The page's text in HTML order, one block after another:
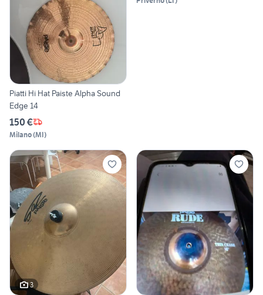
Piatti Hi Hat Paiste Alpha Sound
Edge 14
150 €
Milano(MI)
3